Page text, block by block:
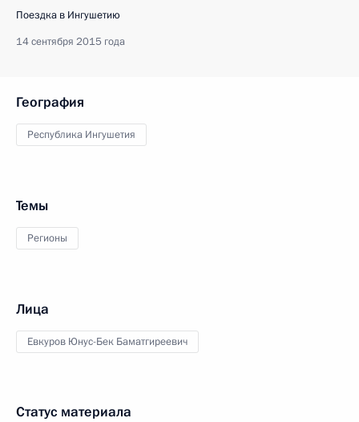
Поездка в Ингушетию
14 сентября 2015 года
География
Республика Ингушетия
Темы
Регионы
Лица
Евкуров Юнус-Бек Баматгиреевич
Статус материала